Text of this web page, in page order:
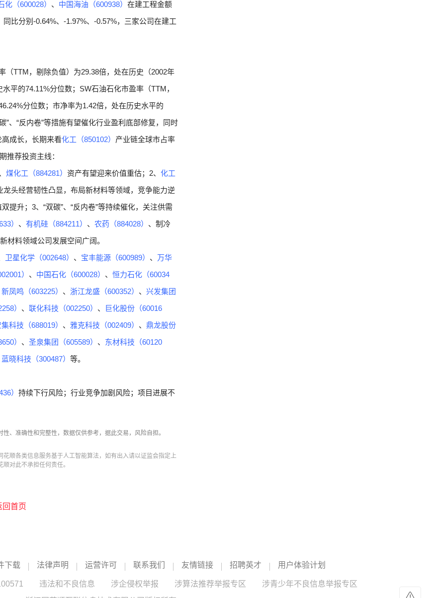
化（600028） 、 中国海油（600938） 在建工程金额
比分别-0.64%、-1.97%、-0.57%，三家公司在建工
（TTM，剔除负值）为29.38倍，处在历史（2002年
平的74.11%分位数；SW石油石化市盈率（TTM，
分位数；市净率为1.42倍，处在历史水平的
、“反内卷”等措施有望催化行业盈利底部修复，同时
成长，长期来看化工（850102） 产业链全球市占率
推荐投资主线：
煤化工（884281） 资产有望迎来价值重估；2、 化工
头经营韧性凸显，布局新材料等领域，竞争能力逆
提升；3、“双碳”、“反内卷”等持续催化，关注供需
） 、 有机硅（884211） 、 农药（884028） 、制冷
材料领域公司发展空间广阔。
卫星化学（002648） 、 宝丰能源（600989） 、 万华
） 、 中国石化（600028） 、 恒力石化（60034
新凤鸣（603225） 、 浙江龙盛（600352） 、 兴发集团
） 、 联化科技（002250） 、
巨化股份（60016
集科技（688019） 、 雅克科技（002409） 、 鼎龙股份
） 、 圣泉集团（605589） 、 东材科技（60120
蓝晓科技（300487） 等。
） 持续下行风险；行业竞争加剧风险；项目进展不
、准确性和完整性，数据仅供参考，据此交易，风险自担。
顺各类信息服务基于人工智能算法，如有出入请以证监会指定上
对此不承担任何责任。
回首页
尔木兹海峡的谈判“有进展”，“预计很快达成协议”。这名官员
说，一旦协议达成，霍尔木兹海峡恢复商业航运，美国将解
除对伊海上封锁。这名官员同时重申，美方行动将继续基于
下载 法律声明 运营许可 联系我们 友情链接 招聘英才 用户体验计划
违法和不良信息 涉企侵权举报 涉算法推荐举报专区
涉青少年不良信息举报专区